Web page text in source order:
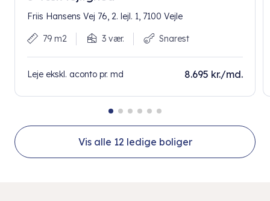
Friis Hansens Vej 76, 2. lejl. 1, 7100 Vejle
79 m2 3 vær. Snarest
Leje ekskl. aconto pr. md 8.695 kr./md.
Vis alle 12 ledige boliger